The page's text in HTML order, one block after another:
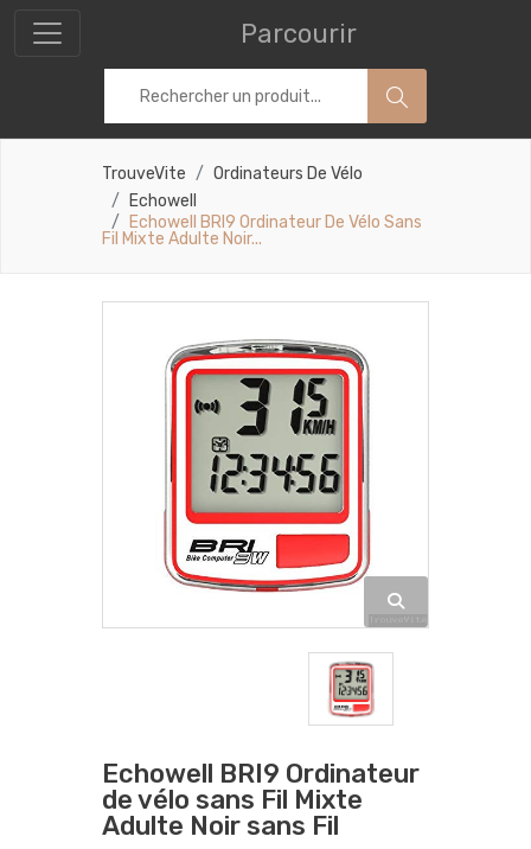
Parcourir
TrouveVite
Ordinateurs De Vélo
Echowell
Echowell BRI9 Ordinateur De Vélo Sans
Fil Mixte Adulte Noir...
Echowell BRI9 Ordinateur
de vélo sans Fil Mixte
Adulte Noir sans Fil